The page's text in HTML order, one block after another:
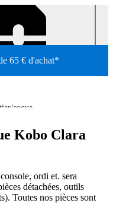
65 € d'achat*
coque
Kobo Clara
ordi et. sera
détachées, outils
Toutes nos pièces sont